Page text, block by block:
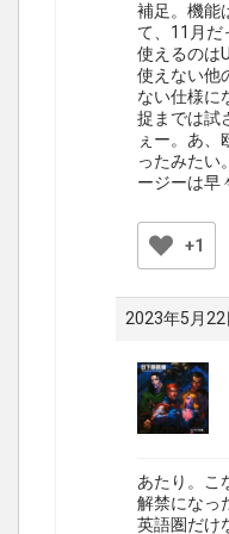
補足。機能
て、11月だ
使えるのは
使えない他
ない仕様に
捉までは試
ぇー。あ、
ったみたい
ージーは早
+1
2023年5月22
あたり。こ
解禁になっ
英語圏だけ